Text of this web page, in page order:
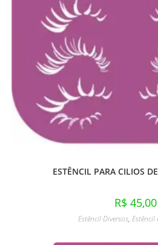
ESTÊNCIL PARA CILIOS
R$ 45,00
Estêncil Diversos, Estêncil